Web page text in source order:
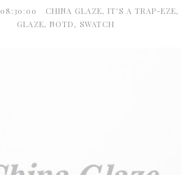
08:30:00 CHINA GLAZE, IT'S A TRAP-EZE,
GLAZE, NOTD, SWATCH